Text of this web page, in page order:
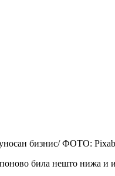
бизнис/ ФОТО:
била нешто нижа и